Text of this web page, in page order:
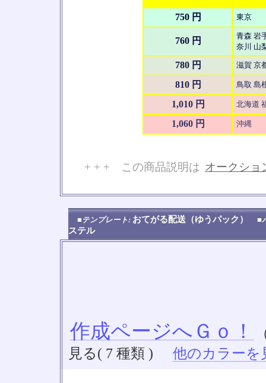
750 円 東京
760 円
青森 岩
奈川 山
780 円 滋賀 京
810 円 鳥取 島
1,010 円 北海道
1,060 円 沖縄
+ + + この商品説明は オークショ
■テンプレート: おてがる配送（ゆうパック） ■
ステル
作成ページへＧｏ！
見る( 7 種類 )
他のカラーを